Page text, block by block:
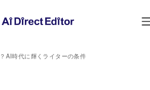
AI時代に輝くライターの条件